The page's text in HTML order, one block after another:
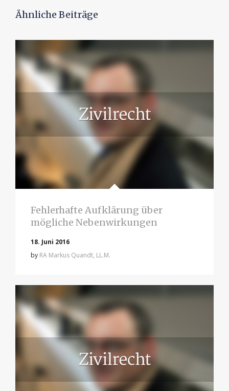
Ähnliche Beiträge
Fehlerhafte Aufklärung über
mögliche Nebenwirkungen
18. Juni 2016
by RA Markus Quandt, LL.M.